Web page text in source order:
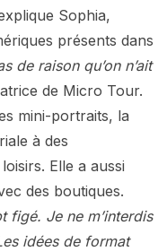
Sophia,
présents dans
de raison qu’on n’ait
de Micro Tour.
mini-portraits, la
à des
Elle a aussi
des boutiques.
figé. Je ne m’interdis
idées de format